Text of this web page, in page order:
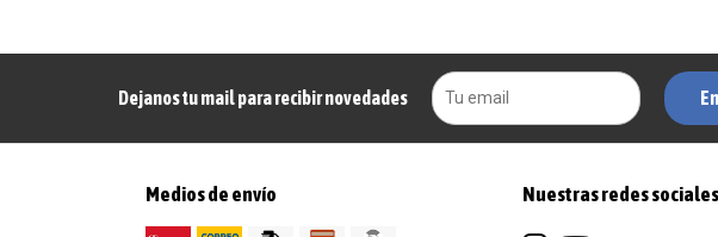
Dejanos tu mail para recibir novedades
Medios de envío Nuestras redes sociales